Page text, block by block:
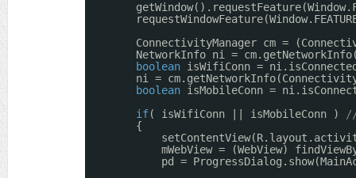
ConnectivityManager cm =
NetworkInfo ni =
boolean isWifiConn =
ni =
boolean isMobileConn =
if( isWifiConn || isMobileConn )
{
mWebView = (WebView)
pd =